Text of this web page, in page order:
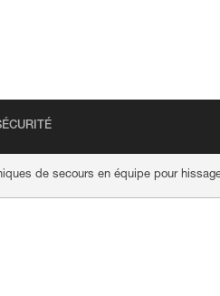
de secours en équipe pour